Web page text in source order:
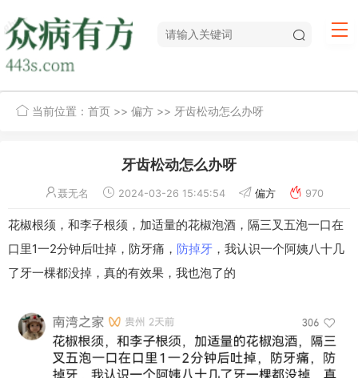
当前位置： 首页 >> 偏方 >> 牙齿松动怎么办呀
牙齿松动怎么办呀
聂无名 2024-03-26 15:45:54 偏方 970
花椒根须，和李子根须，加适量的花椒泡酒，隔三叉五泡一口在
口里1一2分钟后吐掉，防牙痛， 防掉牙 ，我认识一个阿姨八十几
了牙一棵都没掉，真的有效果，我也泡了的